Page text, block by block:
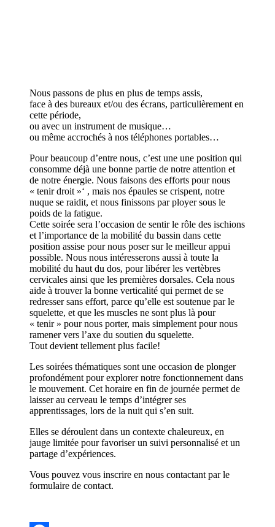
Nous passons de plus en plus de temps assis,
face à des bureaux et/ou des écrans, particulièrement en
cette période,
ou avec un instrument de musique…
ou même accrochés à nos téléphones portables…
Pour beaucoup d’entre nous, c’est une une position qui
consomme déjà une bonne partie de notre attention et
de notre énergie. Nous faisons des efforts pour nous
« tenir droit »‘ , mais nos épaules se crispent, notre
nuque se raidit, et nous finissons par ployer sous le
poids de la fatigue.
Cette soirée sera l’occasion de sentir le rôle des ischions
et l’importance de la mobilité du bassin dans cette
position assise pour nous poser sur le meilleur appui
possible. Nous nous intéresserons aussi à toute la
mobilité du haut du dos, pour libérer les vertèbres
cervicales ainsi que les premières dorsales. Cela nous
aide à trouver la bonne verticalité qui permet de se
redresser sans effort, parce qu’elle est soutenue par le
squelette, et que les muscles ne sont plus là pour
« tenir » pour nous porter, mais simplement pour nous
ramener vers l’axe du soutien du squelette.
Tout devient tellement plus facile!
Les soirées thématiques sont une occasion de plonger
profondément pour explorer notre fonctionnement dans
le mouvement. Cet horaire en fin de journée permet de
laisser au cerveau le temps d’intégrer ses
apprentissages, lors de la nuit qui s’en suit.
Elles se déroulent dans un contexte chaleureux, en
jauge limitée pour favoriser un suivi personnalisé et un
partage d’expériences.
Vous pouvez vous inscrire en nous contactant par le
formulaire de contact.